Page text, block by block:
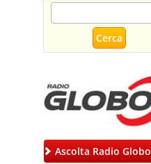
Ascolta Radio Globo